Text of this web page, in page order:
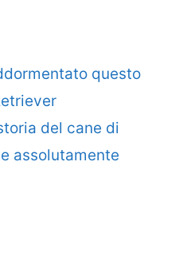
questo
del cane di
assolutamente